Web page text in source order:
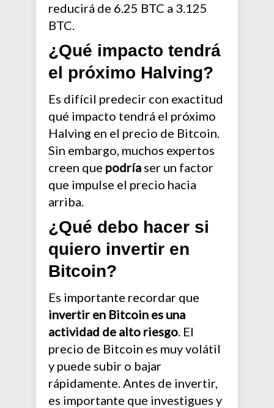
reducirá de 6.25 BTC a 3.125
BTC.
¿Qué impacto tendrá
el próximo Halving?
Es difícil predecir con exactitud
qué impacto tendrá el próximo
Halving en el precio de Bitcoin.
Sin embargo, muchos expertos
creen que podría ser un factor
que impulse el precio hacia
arriba.
¿Qué debo hacer si
quiero invertir en
Bitcoin?
Es importante recordar que
invertir en Bitcoin es una
actividad de alto riesgo. El
precio de Bitcoin es muy volátil
y puede subir o bajar
rápidamente. Antes de invertir,
es importante que investigues y